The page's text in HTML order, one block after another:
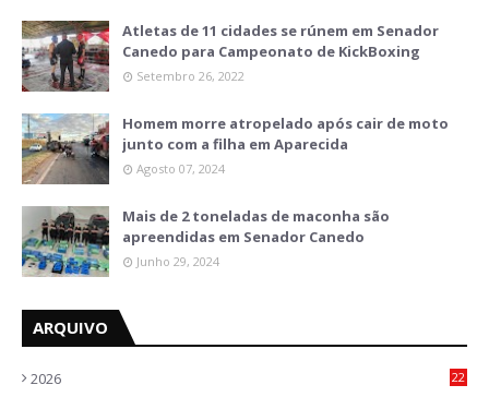
Atletas de 11 cidades se rúnem em Senador
Canedo para Campeonato de KickBoxing
Setembro 26, 2022
Homem morre atropelado após cair de moto
junto com a filha em Aparecida
Agosto 07, 2024
Mais de 2 toneladas de maconha são
apreendidas em Senador Canedo
Junho 29, 2024
ARQUIVO
2026
22